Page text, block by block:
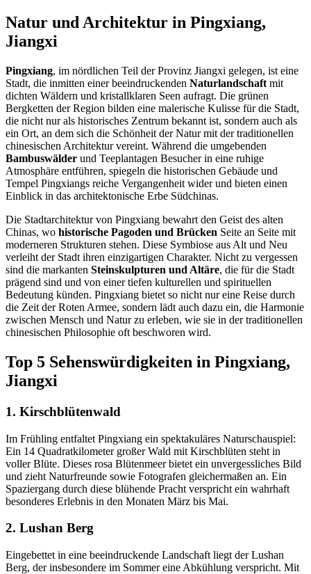
Natur und Architektur in Pingxiang,
Jiangxi
Pingxiang, im nördlichen Teil der Provinz Jiangxi gelegen, ist eine
Stadt, die inmitten einer beeindruckenden Naturlandschaft mit
dichten Wäldern und kristallklaren Seen aufragt. Die grünen
Bergketten der Region bilden eine malerische Kulisse für die Stadt,
die nicht nur als historisches Zentrum bekannt ist, sondern auch als
ein Ort, an dem sich die Schönheit der Natur mit der traditionellen
chinesischen Architektur vereint. Während die umgebenden
Bambuswälder und Teeplantagen Besucher in eine ruhige
Atmosphäre entführen, spiegeln die historischen Gebäude und
Tempel Pingxiangs reiche Vergangenheit wider und bieten einen
Einblick in das architektonische Erbe Südchinas.
Die Stadtarchitektur von Pingxiang bewahrt den Geist des alten
Chinas, wo historische Pagoden und Brücken Seite an Seite mit
moderneren Strukturen stehen. Diese Symbiose aus Alt und Neu
verleiht der Stadt ihren einzigartigen Charakter. Nicht zu vergessen
sind die markanten Steinskulpturen und Altäre, die für die Stadt
prägend sind und von einer tiefen kulturellen und spirituellen
Bedeutung künden. Pingxiang bietet so nicht nur eine Reise durch
die Zeit der Roten Armee, sondern lädt auch dazu ein, die Harmonie
zwischen Mensch und Natur zu erleben, wie sie in der traditionellen
chinesischen Philosophie oft beschworen wird.
Top 5 Sehenswürdigkeiten in Pingxiang,
Jiangxi
1. Kirschblütenwald
Im Frühling entfaltet Pingxiang ein spektakuläres Naturschauspiel:
Ein 14 Quadratkilometer großer Wald mit Kirschblüten steht in
voller Blüte. Dieses rosa Blütenmeer bietet ein unvergessliches Bild
und zieht Naturfreunde sowie Fotografen gleichermaßen an. Ein
Spaziergang durch diese blühende Pracht verspricht ein wahrhaft
besonderes Erlebnis in den Monaten März bis Mai.
2. Lushan Berg
Eingebettet in eine beeindruckende Landschaft liegt der Lushan
Berg, der insbesondere im Sommer eine Abkühlung verspricht. Mit